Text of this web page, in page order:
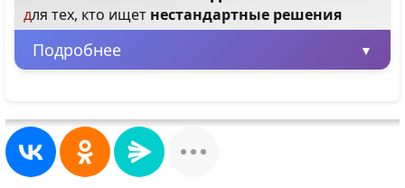
для тех, кто ищет нестандартные решения
Подробнее
Заказывайте от одного изделия, не
ограничиваясь большими объемами.